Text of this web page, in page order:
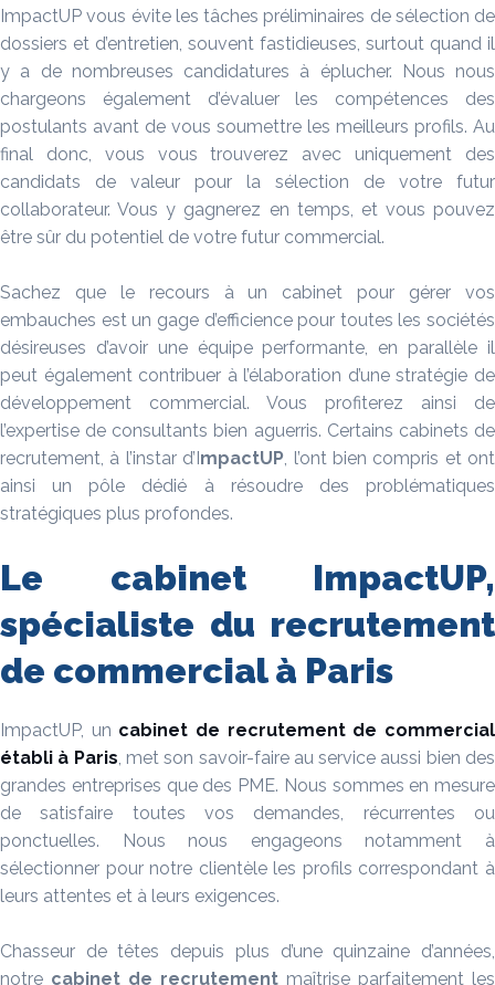
ImpactUP vous évite les tâches préliminaires de sélection de
dossiers et d’entretien, souvent fastidieuses, surtout quand il
y a de nombreuses candidatures à éplucher. Nous nous
chargeons également d’évaluer les compétences des
postulants avant de vous soumettre les meilleurs profils. Au
final donc, vous vous trouverez avec uniquement des
candidats de valeur pour la sélection de votre futur
collaborateur. Vous y gagnerez en temps, et vous pouvez
être sûr du potentiel de votre futur commercial.
Sachez que le recours à un cabinet pour gérer vos
embauches est un gage d’efficience pour toutes les sociétés
désireuses d’avoir une équipe performante, en parallèle il
peut également contribuer à l’élaboration d’une stratégie de
développement commercial. Vous profiterez ainsi de
l’expertise de consultants bien aguerris. Certains cabinets de
recrutement, à l’instar d’I mpactUP, l’ont bien compris et ont
ainsi un pôle dédié à résoudre des problématiques
stratégiques plus profondes.
Le cabinet ImpactUP,
spécialiste du recrutement
de commercial à Paris
ImpactUP, un cabinet de recrutement de commercial
établi à Paris, met son savoir-faire au service aussi bien des
grandes entreprises que des PME. Nous sommes en mesure
de satisfaire toutes vos demandes, récurrentes ou
ponctuelles. Nous nous engageons notamment à
sélectionner pour notre clientèle les profils correspondant à
leurs attentes et à leurs exigences.
Chasseur de têtes depuis plus d’une quinzaine d’années,
notre cabinet de recrutement maîtrise parfaitement les